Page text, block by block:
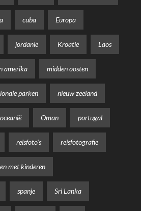
cuba Europa
jordanië Kroatië Laos
amerika midden oosten
parken nieuw zeeland
oceanië Oman portugal
reisfoto's reisfotografie
met kinderen
spanje Sri Lanka